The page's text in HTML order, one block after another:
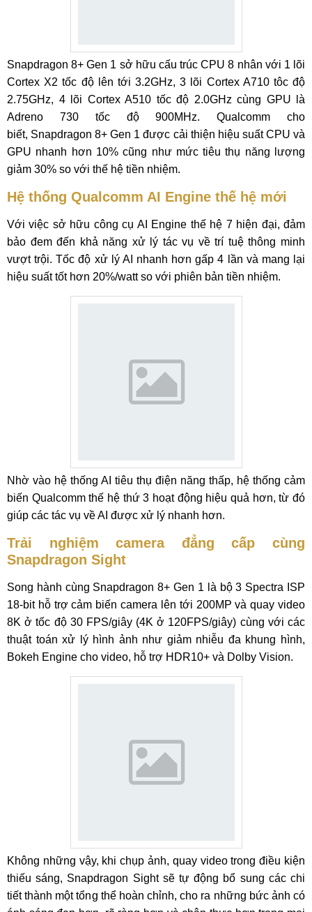
Snapdragon 8+ Gen 1 sở hữu cấu trúc CPU 8 nhân với 1 lõi
Cortex X2 tốc độ lên tới 3.2GHz, 3 lõi Cortex A710 tôc độ
2.75GHz, 4 lõi Cortex A510 tốc độ 2.0GHz cùng GPU là
Adreno 730 tốc độ 900MHz. Qualcomm cho
biết, Snapdragon 8+ Gen 1 được cải thiện hiệu suất CPU và
GPU nhanh hơn 10% cũng như mức tiêu thụ năng lượng
giảm 30% so với thế hệ tiền nhiệm.
Hệ thống Qualcomm AI Engine thế hệ mới
Với việc sở hữu công cụ AI Engine thế hệ 7 hiện đại, đảm
bảo đem đến khả năng xử lý tác vụ về trí tuệ thông minh
vượt trội. Tốc độ xử lý AI nhanh hơn gấp 4 lần và mang lại
hiệu suất tốt hơn 20%/watt so với phiên bản tiền nhiệm.
Nhờ vào hệ thống AI tiêu thụ điện năng thấp, hệ thống cảm
biến Qualcomm thế hệ thứ 3 hoạt động hiệu quả hơn, từ đó
giúp các tác vụ về AI được xử lý nhanh hơn.
Trải nghiệm camera đẳng cấp cùng
Snapdragon Sight
Song hành cùng Snapdragon 8+ Gen 1 là bộ 3 Spectra ISP
18-bit hỗ trợ cảm biến camera lên tới 200MP và quay video
8K ở tốc độ 30 FPS/giây (4K ở 120FPS/giây) cùng với các
thuật toán xử lý hình ảnh như giảm nhiễu đa khung hình,
Bokeh Engine cho video, hỗ trợ HDR10+ và Dolby Vision.
Không những vậy, khi chụp ảnh, quay video trong điều kiện
thiếu sáng, Snapdragon Sight sẽ tự động bổ sung các chi
tiết thành một tổng thể hoàn chỉnh, cho ra những bức ảnh có